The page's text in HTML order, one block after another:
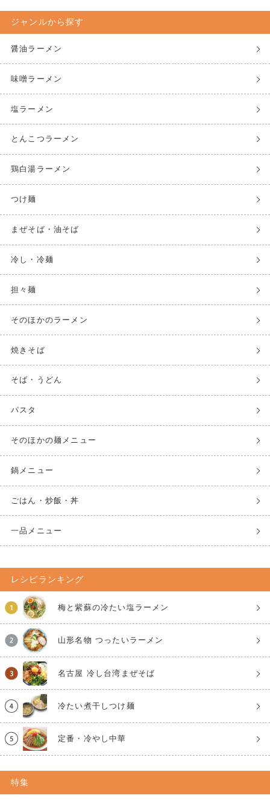
ジャンルから探す
醤油ラーメン
味噌ラーメン
塩ラーメン
とんこつラーメン
鶏白湯ラーメン
つけ麺
まぜそば・油そば
冷し・冷麺
担々麺
そのほかのラーメン
焼きそば
そば・うどん
パスタ
そのほかの麺メニュー
鍋メニュー
ごはん・炒飯・丼
一品メニュー
レシピランキング
梅と紫蘇の冷たい塩ラーメン
山形名物 つったいラーメン
名古屋 冷し台湾まぜそば
冷たい煮干しつけ麺
定番・冷やし中華
特集